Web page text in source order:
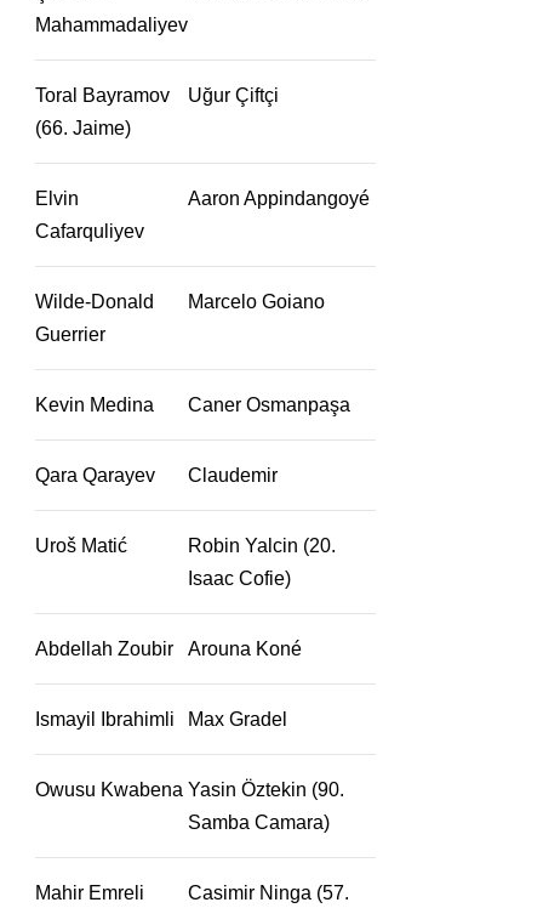
Mahammadaliyev
Toral Bayramov
(66. Jaime)
Uğur Çiftçi
Elvin
Cafarquliyev
Aaron Appindangoyé
Wilde-Donald
Guerrier
Marcelo Goiano
Kevin Medina Caner Osmanpaşa
Qara Qarayev Claudemir
Uroš Matić
Robin Yalcin (20.
Isaac Cofie)
Abdellah Zoubir Arouna Koné
Ismayil Ibrahimli Max Gradel
Owusu Kwabena Yasin Öztekin (90.
Samba Camara)
Mahir Emreli
Casimir Ninga (57.